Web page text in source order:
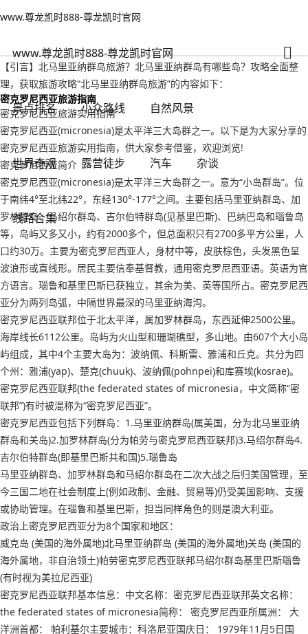
www.尊龙凯时888-尊龙凯时官网
www.尊龙凯时888-尊龙凯时官网
景点排名 小众路线 自然风景
世界奇观 露营徒步 汽车 杂谈
线路合集
www.尊龙凯时888-尊龙凯时官网
北马里亚纳群岛旅游？北马里亚纳群岛有哪些岛-www.尊龙凯时888
【引言】北马里亚纳群岛旅游？北马里亚纳群岛有哪些岛？攻略全面整
理，获取旅游攻略“北马里亚纳群岛旅游”的内容如下：
密克罗尼西亚旅游指南
密克罗尼西亚旅游实用指南
密克罗尼西亚(micronesia)是太平洋三大岛群之一。以下是为大家分享的
密克罗尼西亚旅游实用指南，供大家参考借鉴，欢迎浏览!
密克罗尼西亚简介
密克罗尼西亚(micronesia)是太平洋三大岛群之一。意为“小岛群岛”。位
于南纬4°至北纬22°，东经130°-177°之间。主要包括马里亚纳群岛、加
罗林群岛、马绍尔群岛、吉尔伯特群岛(见基里巴斯)、巴纳巴岛和瑙鲁岛
等，岛屿又多又小，约有2000多个，但总面积只有2700多平方公里，人
口约30万。主要为密克罗尼西亚人，身材中等，皮肤棕色，头发黑色呈
波浪形或直线形。居民主要信奉基督教，通用密克罗尼西亚语。英语为官
方语言。瑙鲁和基里巴斯已获独立，其余为美、英等国所占。密克罗尼西
亚分为两列岛弧，中隔世界最深的马里亚纳海沟。
密克罗尼西亚联邦位于北太平洋，属加罗林群岛，东西延伸2500公里。
海岸线长6112公里。岛屿为火山型和珊瑚礁型，多山地。由607个大小岛
屿组成，其中4个主要大岛为：波纳佩、科斯雷、雅浦和丘克。共分为四
个州：雅浦(yap)、楚克(chuuk)、波纳佩(pohnpei)和库赛埃(kosrae)。
密克罗尼西亚联邦(the federated states of micronesia，中文简称“密
联邦”)有时被混称为“密克罗尼西亚”。
密克罗尼西亚包括下列群岛：1.马里亚纳群岛(属美国，分为北马里亚纳
群岛和关岛)2.加罗林群岛(分为帕劳与密克罗尼西亚联邦)3.马绍尔群岛4.
吉尔伯特群岛(即基里巴斯共和国)5.瑙鲁岛
马里亚纳群岛、加罗林群岛和马绍尔群岛在二次大战之后归美国管理，至
今三国二地在社会制度上(例如政制、金融、贸易等)仍受美国影响、支援
或协助管理。在瑙鲁和基里巴斯，担当同样角色的则是澳大利亚。
政治上密克罗尼西亚分为8个国家和地区：
威克岛 (美国的海外属地)北马里亚纳群岛 (美国的海外属地)关岛 (美国的
海外属地，非自治领土)帕劳密克罗尼西亚联邦马绍尔群岛基里巴斯瑙鲁
(有时视为美拉尼西亚)
密克罗尼西亚联邦基本信息：中文名称：密克罗尼西亚联邦英文名称：
the federated states of micronesia简称： 密克罗尼西亚所属洲： 大
洋洲首都： 帕利基尔主要城市：科洛尼亚国庆日： 1979年11月5日国